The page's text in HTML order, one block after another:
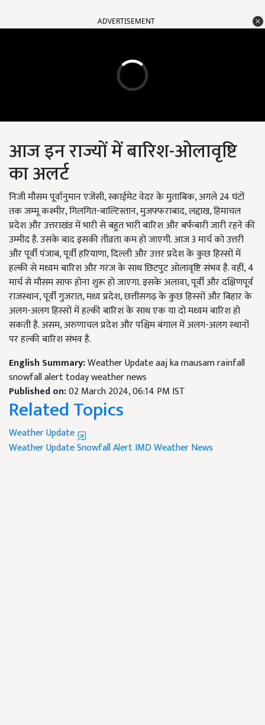
ADVERTISEMENT
आज इन राज्यों में बारिश-ओलावृष्टि
का अलर्ट
निजी मौसम पूर्वानुमान एजेंसी, स्काईमेट वेदर के मुताबिक, अगले 24 घंटों
तक जम्मू कश्मीर, गिलगित-बाल्टिस्तान, मुजफ्फराबाद, लद्दाख, हिमाचल
प्रदेश और उत्तराखंड में भारी से बहुत भारी बारिश और बर्फबारी जारी रहने की
उम्मीद है. उसके बाद इसकी तीव्रता कम हो जाएगी. आज 3 मार्च को उत्तरी
और पूर्वी पंजाब, पूर्वी हरियाणा, दिल्ली और उत्तर प्रदेश के कुछ हिस्सों में
हल्की से मध्यम बारिश और गरज के साथ छिटपुट ओलावृष्टि संभव है. वहीं, 4
मार्च से मौसम साफ होना शुरू हो जाएगा. इसके अलावा, पूर्वी और दक्षिणपूर्व
राजस्थान, पूर्वी गुजरात, मध्य प्रदेश, छत्तीसगढ़ के कुछ हिस्सों और बिहार के
अलग-अलग हिस्सों में हल्की बारिश के साथ एक या दो मध्यम बारिश हो
सकती है. असम, अरुणाचल प्रदेश और पश्चिम बंगाल में अलग-अलग स्थानों
पर हल्की बारिश संभव है.
English Summary:Weather Update aaj ka mausam rainfall
snowfall alert today weather news
Published on:02 March 2024, 06:14 PM IST
Related Topics
Weather Update
Weather UpdateSnowfall AlertIMDWeather News